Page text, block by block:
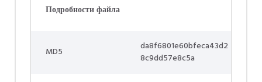
Подробности файла
MD5
da8f6801e60bfeca43d2
8c9dd57e8c5a